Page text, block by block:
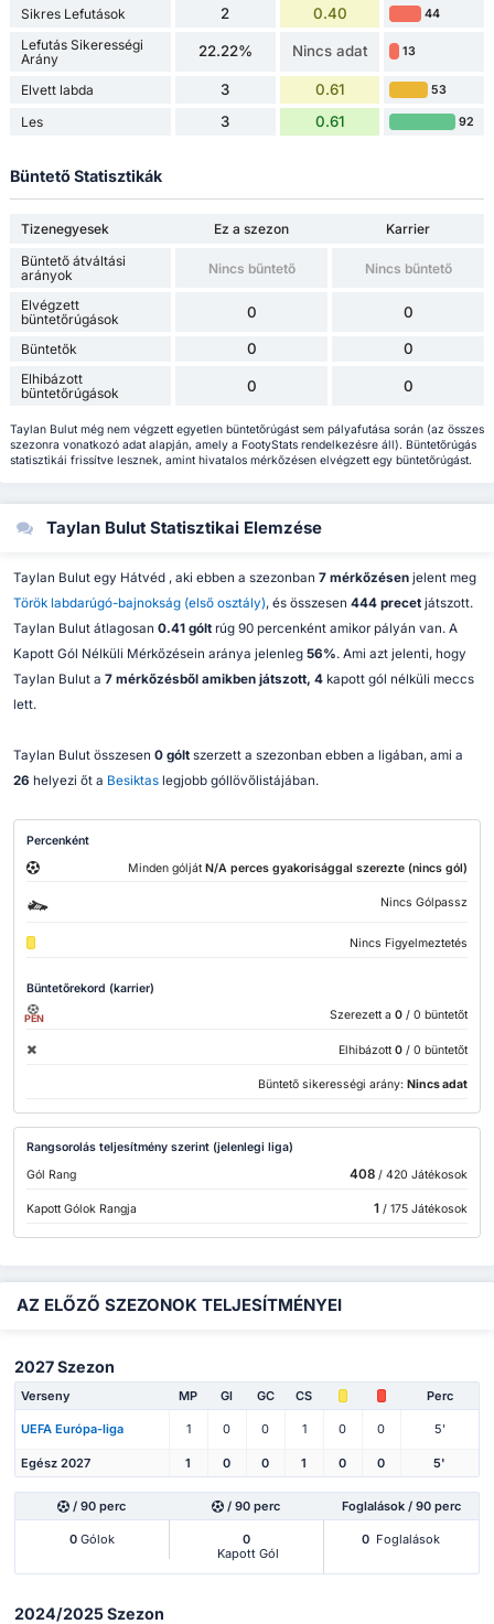
Sikres Lefutások 2 0.40 44
Lefutás Sikerességi
Arány
22.22% Nincs adat 13
Elvett labda 3 0.61 53
Les 3 0.61 92
Büntető Statisztikák
Tizenegyesek Ez a szezon
Karrier
Büntető átváltási
arányok
Nincs bűntető Nincs bűntető
Elvégzett
büntetőrúgások
0 0
Büntetők 0 0
Elhibázott
büntetőrúgások
0 0
Taylan Bulut még nem végzett egyetlen büntetőrúgást sem pályafutása során (az összes
szezonra vonatkozó adat alapján, amely a FootyStats rendelkezésre áll). Büntetőrúgás
statisztikái frissítve lesznek, amint hivatalos mérkőzésen elvégzett egy büntetőrúgást.
Taylan Bulut Statisztikai Elemzése
Taylan Bulut egy Hátvéd , aki ebben a szezonban 7 mérkőzésen jelent meg
Török labdarúgó-bajnokság (első osztály), és összesen 444 precetjátszott.
Taylan Bulut átlagosan 0.41 góltrúg 90 percenként amikor pályán van. A
Kapott Gól Nélküli Mérkőzésein aránya jelenleg 56%. Ami azt jelenti, hogy
Taylan Bulut a 7 mérkőzésből amikben játszott, 4 kapott gól nélküli meccs
lett.
Taylan Bulut összesen 0 góltszerzett a szezonban ebben a ligában, ami a
26 helyezi őt a Besiktaslegjobb góllövőlistájában.
Percenként
Minden góljátN/A perces gyakorisággal szerezte (nincs gól)
Nincs Gólpassz
Nincs Figyelmeztetés
Büntetőrekord (karrier)
PEN Szerezett a 0 / 0 büntetőt
Elhibázott 0 / 0 büntetőt
Büntető sikerességi arány: Nincs adat
Rangsorolás teljesítmény szerint (jelenlegi liga)
Gól Rang
408/ 420 Játékosok
Kapott Gólok Rangja 1 / 175 Játékosok
AZ ELŐZŐ SZEZONOK TELJESÍTMÉNYEI
2027 Szezon
Verseny MP Gl GC CS Perc
UEFA Európa-liga 1 0 0 1 0 0 5'
Egész 2027 1 0 0 1 0 0 5'
/ 90 perc / 90 perc Foglalások / 90 perc
0Gólok
0
Kapott Gól
0 Foglalások
2024/2025 Szezon